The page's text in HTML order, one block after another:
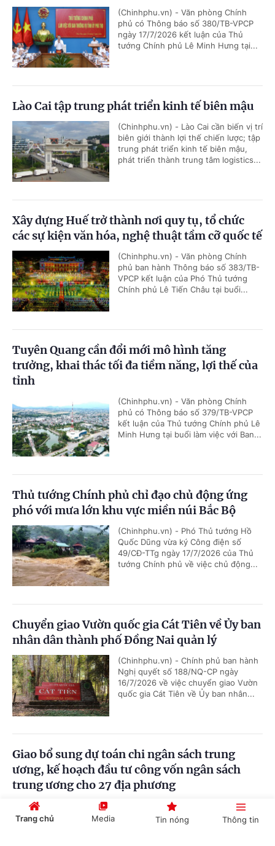
(Chinhphu.vn) - Văn phòng Chính
phủ có Thông báo số 380/TB-VPCP
ngày 17/7/2026 kết luận của Thủ
tướng Chính phủ Lê Minh Hưng tại...
Lào Cai tập trung phát triển kinh tế biên mậu
(Chinhphu.vn) - Lào Cai cần biến vị trí
biên giới thành lợi thế chiến lược; tập
trung phát triển kinh tế biên mậu,
phát triển thành trung tâm logistics...
Xây dựng Huế trở thành nơi quy tụ, tổ chức
các sự kiện văn hóa, nghệ thuật tầm cỡ quốc tế
(Chinhphu.vn) - Văn phòng Chính
phủ ban hành Thông báo số 383/TB-
VPCP kết luận của Phó Thủ tướng
Chính phủ Lê Tiến Châu tại buổi...
Tuyên Quang cần đổi mới mô hình tăng
trưởng, khai thác tối đa tiềm năng, lợi thế của
tỉnh
(Chinhphu.vn) - Văn phòng Chính
phủ có Thông báo số 379/TB-VPCP
kết luận của Thủ tướng Chính phủ Lê
Minh Hưng tại buổi làm việc với Ban...
Thủ tướng Chính phủ chỉ đạo chủ động ứng
phó với mưa lớn khu vực miền núi Bắc Bộ
(Chinhphu.vn) - Phó Thủ tướng Hồ
Quốc Dũng vừa ký Công điện số
49/CĐ-TTg ngày 17/7/2026 của Thủ
tướng Chính phủ về việc chủ động...
Chuyển giao Vườn quốc gia Cát Tiên về Ủy ban
nhân dân thành phố Đồng Nai quản lý
(Chinhphu.vn) - Chính phủ ban hành
Nghị quyết số 188/NQ-CP ngày
16/7/2026 về việc chuyển giao Vườn
quốc gia Cát Tiên về Ủy ban nhân...
Giao bổ sung dự toán chi ngân sách trung
ương, kế hoạch đầu tư công vốn ngân sách
trung ương cho 27 địa phương
(Chinhphu.vn) - Thủ tướng Chính phủ
giao bổ sung dự toán chi ngân sách
trung ương, kế hoạch đầu tư công
Trang chủ Media Tin nóng Thông tin